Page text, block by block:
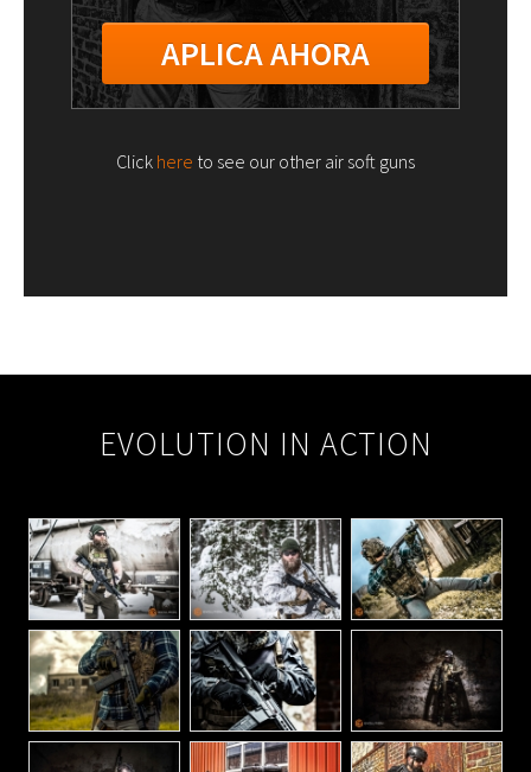
APLICA AHORA
Click here to see our other air soft guns
EVOLUTION IN ACTION